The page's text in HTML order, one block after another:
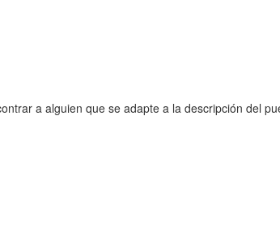
a alguien que se adapte a la descripción del